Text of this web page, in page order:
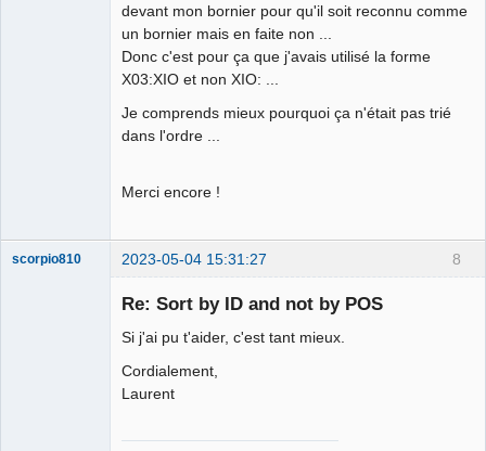
devant mon bornier pour qu'il soit reconnu comme
un bornier mais en faite non ...
Donc c'est pour ça que j'avais utilisé la forme
X03:XIO et non XIO: ...
Je comprends mieux pourquoi ça n'était pas trié
dans l'ordre ...
Merci encore !
8
scorpio810 2023-05-04 15:31:27
Re: Sort by ID and not by POS
Si j'ai pu t'aider, c'est tant mieux.
Cordialement,
Laurent